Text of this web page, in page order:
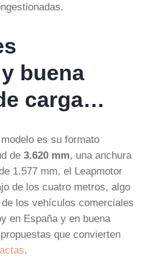
buena
carga…
es su formato
de 3.620 mm, una anchura
1.577 mm, el Leapmotor
de los cuatro metros, algo
los vehículos comerciales
en España y en buena
que convierten
.